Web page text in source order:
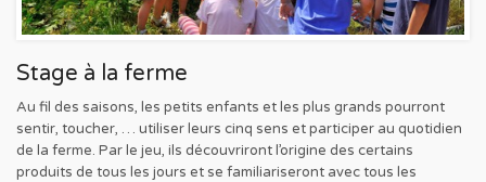
Stage à la ferme
Au fil des saisons, les petits enfants et les plus grands pourront
sentir, toucher, … utiliser leurs cinq sens et participer au quotidien
de la ferme. Par le jeu, ils découvriront l’origine des certains
produits de tous les jours et se familiariseront avec tous les